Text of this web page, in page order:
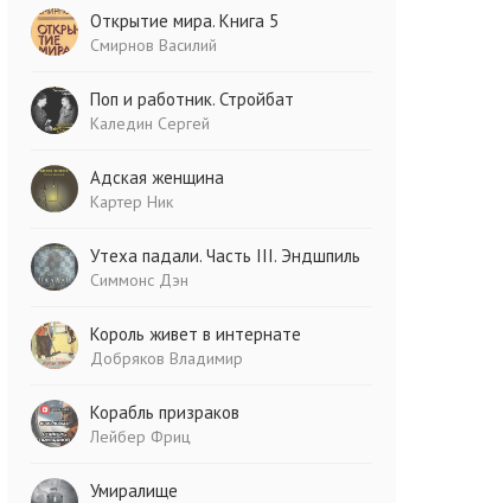
Открытие мира. Книга 5
Смирнов Василий
Поп и работник. Стройбат
Каледин Сергей
Адская женщина
Картер Ник
Утеха падали. Часть III. Эндшпиль
Симмонс Дэн
Король живет в интернате
Добряков Владимир
Корабль призраков
Лейбер Фриц
Умиралище